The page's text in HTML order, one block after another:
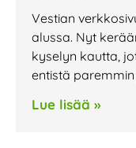
Vestian
alussa. Nyt
kyselyn kautta,
entistä
Lue lisää »